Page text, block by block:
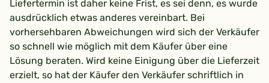
Liefertermin ist daher keine Frist, es sei denn, es wurde
ausdrücklich etwas anderes vereinbart. Bei
vorhersehbaren Abweichungen wird sich der Verkäufer
so schnell wie möglich mit dem Käufer über eine
Lösung beraten. Wird keine Einigung über die Lieferzeit
erzielt, so hat der Käufer den Verkäufer schriftlich in